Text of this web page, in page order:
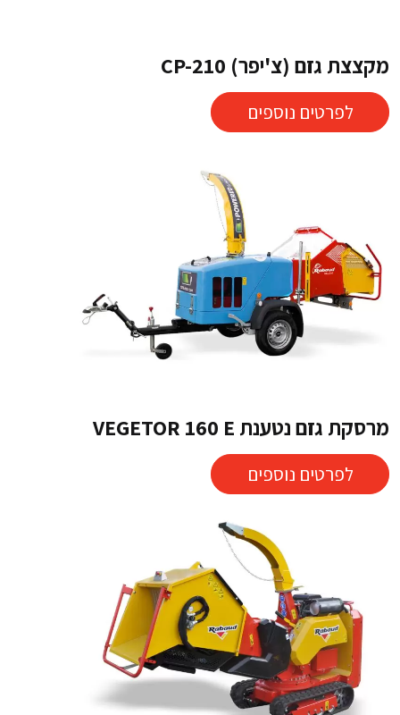
מקצצת גזם (צ'יפר) CP-210
לפרטים נוספים
מרסקת גזם נטענת VEGETOR 160 E
לפרטים נוספים